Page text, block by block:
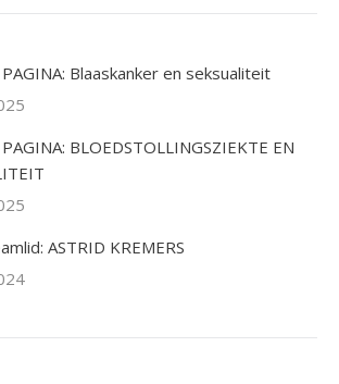
Blaaskanker en seksualiteit
BLOEDSTOLLINGSZIEKTE EN
ASTRID KREMERS